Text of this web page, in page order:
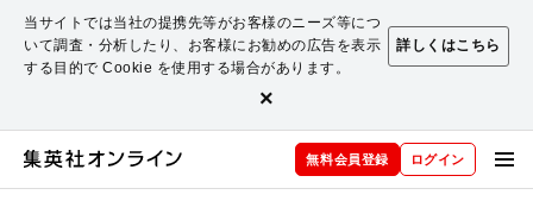
当サイトでは当社の提携先等がお客様のニーズ等につ
いて調査・分析したり、お客様にお勧めの広告を表示
する目的で Cookie を使用する場合があります。
詳しくはこちら
×
無料会員登録 ログイン